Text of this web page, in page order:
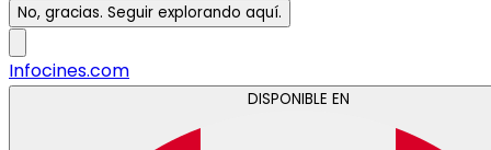
No, gracias. Seguir explorando aquí.
Infocines.com
DISPONIBLE EN